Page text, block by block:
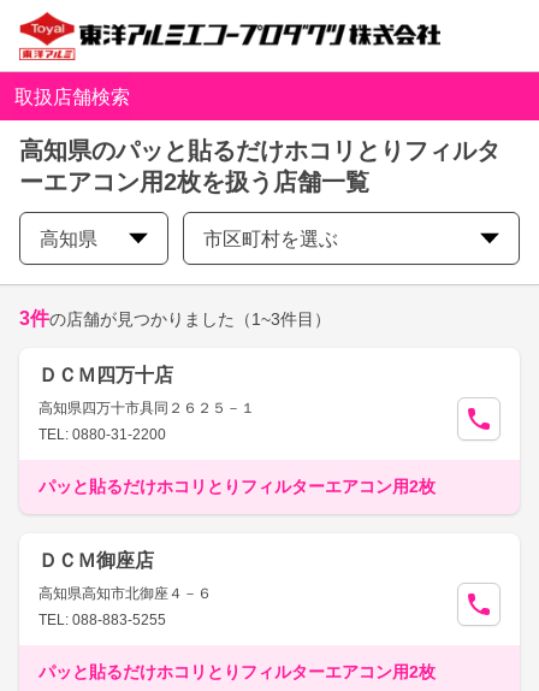
取扱店舗検索
高知県のパッと貼るだけホコリとりフィルタ
ーエアコン用2枚を扱う店舗一覧
高知県 市区町村を選ぶ
3件の店舗が見つかりました （1~3件目）
ＤＣＭ四万十店
高知県四万十市具同２６２５－１
TEL: 0880-31-2200
パッと貼るだけホコリとりフィルターエアコン用2枚
ＤＣＭ御座店
高知県高知市北御座４－６
TEL: 088-883-5255
パッと貼るだけホコリとりフィルターエアコン用2枚